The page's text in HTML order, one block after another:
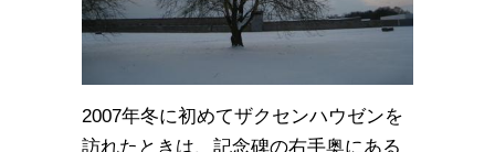
2007年冬に初めてザクセンハウゼンを
訪れたときは、記念碑の右手奥にある